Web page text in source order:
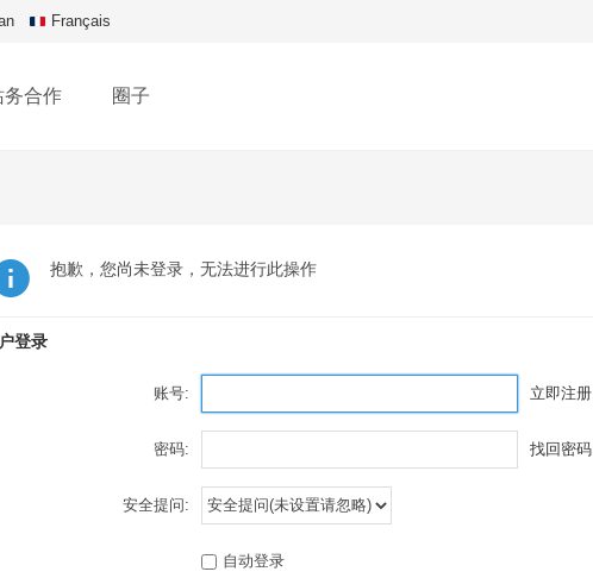
Français
务合作 圈子
抱歉，您尚未登录，无法进行此操作
登录
账号: 立即注册
密码: 找回密码
安全提问:
自动登录